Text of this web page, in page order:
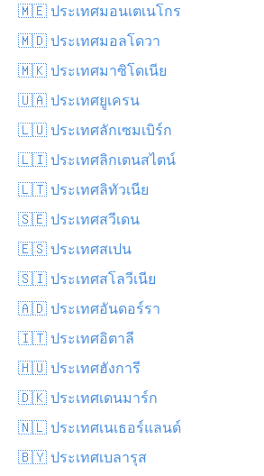
🇲🇪 ประเทศมอนเตเนโกร
🇲🇩 ประเทศมอลโดวา
🇲🇰 ประเทศมาซิโดเนีย
🇺🇦 ประเทศยูเครน
🇱🇺 ประเทศลักเซมเบิร์ก
🇱🇮 ประเทศลิกเตนสไตน์
🇱🇹 ประเทศลิทัวเนีย
🇸🇪 ประเทศสวีเดน
🇪🇸 ประเทศสเปน
🇸🇮 ประเทศสโลวีเนีย
🇦🇩 ประเทศอันดอร์รา
🇮🇹 ประเทศอิตาลี
🇭🇺 ประเทศฮังการี
🇩🇰 ประเทศเดนมาร์ก
🇳🇱 ประเทศเนเธอร์แลนด์
🇧🇾 ประเทศเบลารุส